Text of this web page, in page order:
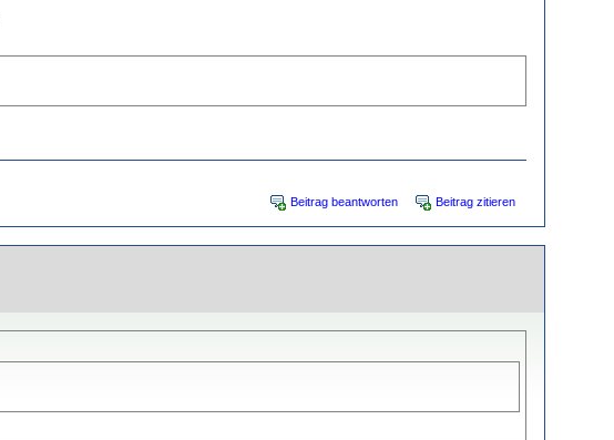
Beitrag beantworten Beitrag zitieren